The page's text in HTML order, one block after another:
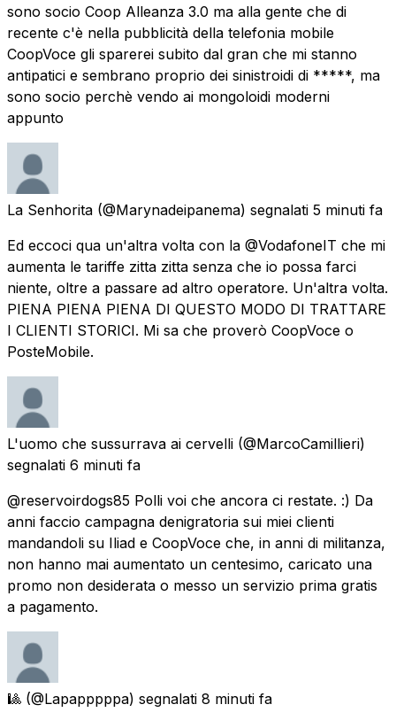
sono socio Coop Alleanza 3.0 ma alla gente che di
recente c'è nella pubblicità della telefonia mobile
CoopVoce gli sparerei subito dal gran che mi stanno
antipatici e sembrano proprio dei sinistroidi di *****, ma
sono socio perchè vendo ai mongoloidi moderni
appunto
La Senhorita (@Marynadeipanema) segnalati 5 minuti fa
Ed eccoci qua un'altra volta con la @VodafoneIT che mi
aumenta le tariffe zitta zitta senza che io possa farci
niente, oltre a passare ad altro operatore. Un'altra volta.
PIENA PIENA PIENA DI QUESTO MODO DI TRATTARE
I CLIENTI STORICI. Mi sa che proverò CoopVoce o
PosteMobile.
L'uomo che sussurrava ai cervelli (@MarcoCamillieri)
segnalati 6 minuti fa
@reservoirdogs85 Polli voi che ancora ci restate. :) Da
anni faccio campagna denigratoria sui miei clienti
mandandoli su Iliad e CoopVoce che, in anni di militanza,
non hanno mai aumentato un centesimo, caricato una
promo non desiderata o messo un servizio prima gratis
a pagamento.
🎱 (@Lapapppppa) segnalati 8 minuti fa